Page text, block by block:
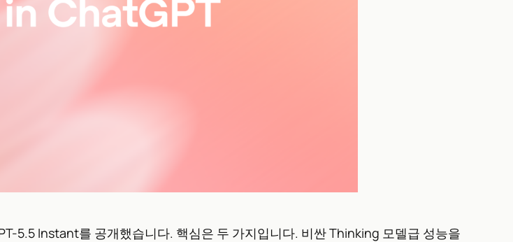
5.5 Instant를 공개했습니다. 핵심은 두 가지입니다. 비싼 Thinking 모델급 성능을